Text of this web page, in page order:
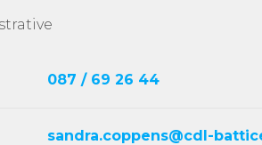
087 / 69 26 44
sandra.coppens@cdl-